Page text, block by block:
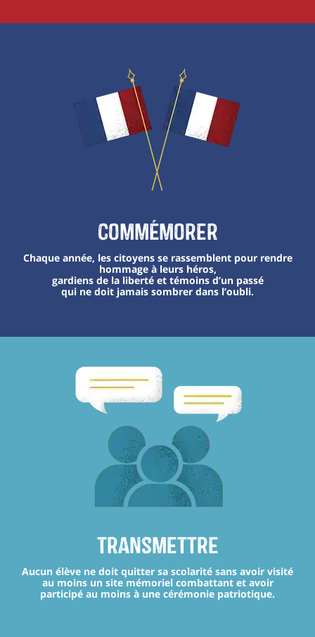
Commémorer
Chaque année, les citoyens se rassemblent pour rendre
hommage à leurs héros,
gardiens de la liberté et témoins d’un passé
qui ne doit jamais sombrer dans l’oubli.
transmettre
Aucun élève ne doit quitter sa scolarité sans avoir visité
au moins un site mémoriel combattant et avoir
participé au moins à une cérémonie patriotique.